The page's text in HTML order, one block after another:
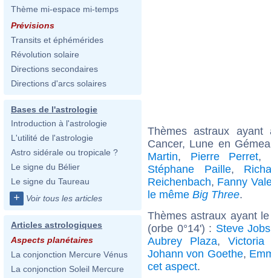
Thème mi-espace mi-temps
Prévisions
Transits et éphémérides
Révolution solaire
Directions secondaires
Directions d'arcs solaires
Bases de l'astrologie
Introduction à l'astrologie
L'utilité de l'astrologie
Astro sidérale ou tropicale ?
Le signe du Bélier
Le signe du Taureau
+ Voir tous les articles
Articles astrologiques
Aspects planétaires
La conjonction Mercure Vénus
La conjonction Soleil Mercure
Thèmes astraux
Cancer, Lune en
Martin, Pierre Perret,
Stéphane Paille,
Reichenbach, Fanny
le même Big Three.
Thèmes astraux ayant
(orbe 0°14') : Steve Jobs
Aubrey Plaza, Victoria
Johann von Goethe,
cet aspect.